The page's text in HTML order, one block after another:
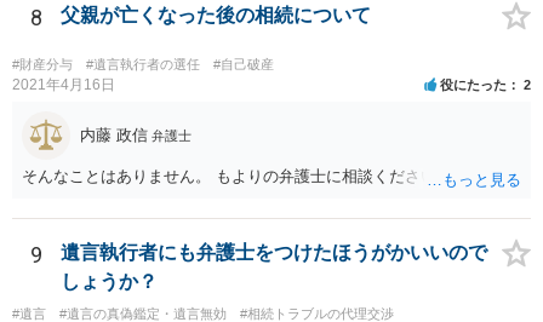
を依頼されるのも悪くはありませんが、感情的な理由が強いと思いま
8 父親が亡くなった後の相続について
#財産分与 #遺言執行者の選任 #自己破産
2021年4月16日 役にたった 2
内藤 政信 弁護士
そんなことはありません。 もよりの弁護士に相談ください。
9
遺言執行者にも弁護士をつけたほうがかいいので
しょうか？
#遺言 #遺言の真偽鑑定・遺言無効
#相続トラブルの代理交渉